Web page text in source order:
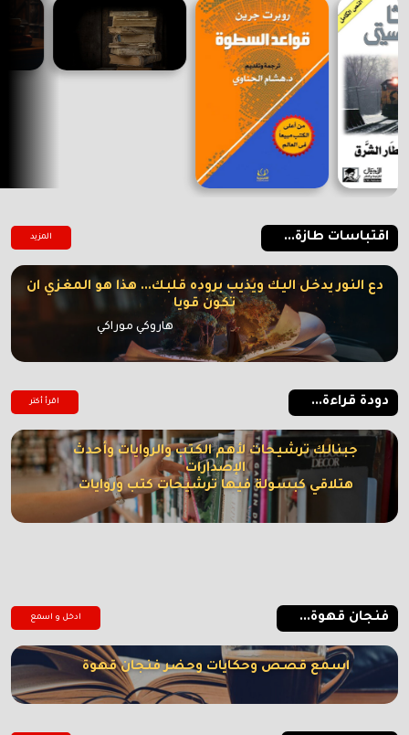
اقتباسات طازة... المزيد
دع النور يدخل اليك ويذيب بروده قلبك... هذا هو المغزي ان
تكون قويا
هاروكي موراكي
دودة قراءة... اقرأ أكتر
جبنالك ترشيحات لأهم الكتب والروايات وأحدث
الإصدارات
هتلاقي كبسولة فيها ترشيحات كتب وروايات
فنجان قهوة... ادخل و اسمع
اسمع قصص وحكايات وحضر فنجان قهوة